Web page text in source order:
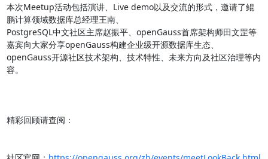
本次Meetup活动包括演讲、Live demo以及交流的形式，邀请了鲲
鹏计算领域数据库总经理王南、
PostgreSQL中文社区主席赵振平、openGauss首席架构师田文罡等
嘉宾向大家分享openGauss构建企业级开源数据库生态、
openGauss开源社区技术架构、技术特性、未来方向及社区治理等内
容。
精彩回顾请查阅：